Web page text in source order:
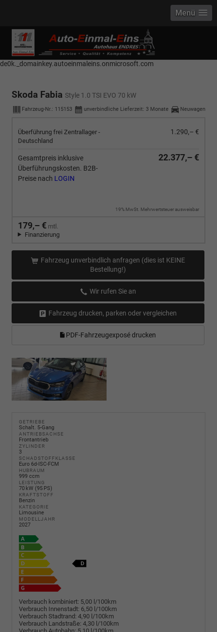
------------ Host Name : selector1._domainkey Points to address or value:
selector1-aee-de0k._domainkey.autoeinmaleins.onmicrosoft.com Host
Name : selector2._domainkey Points to address or value: selector2-aee-
de0k._domainkey.autoeinmaleins.onmicrosoft.com
Menü
Skoda Fabia Style 1.0 TSI EVO 70 kW
Fahrzeug-Nr.: 115153 unverbindliche Lieferzeit: 3 Monate Neuwagen
Überführung frei Zentrallager -
Deutschland
1.290,– €
Gesamtpreis inklusive
Überführungskosten. B2B-
Preise nach LOGIN
22.377,– €
19% MwSt. Mehrwertsteuer ausweisbar
179,– € mtl.
Finanzierung
Fahrzeug unverbindlich anfragen (dies ist KEINE
Bestellung!)
Wir rufen Sie an
Fahrzeug drucken, parken oder vergleichen
PDF-Fahrzeugexposé drucken
GETRIEBE
Schalt. 5-Gang
ANTRIEBSACHSE
Frontantrieb
ZYLINDER
3
SCHADSTOFFKLASSE
Euro 6d-ISC-FCM
HUBRAUM
999 ccm
LEISTUNG
70 kW (95 PS)
KRAFTSTOFF
Benzin
KATEGORIE
Limousine
MODELLJAHR
2027
Verbrauch kombiniert: 5,00 l/100km
Verbrauch Innenstadt: 6,50 l/100km
Verbrauch Stadtrand: 4,90 l/100km
Verbrauch Landstraße: 4,30 l/100km